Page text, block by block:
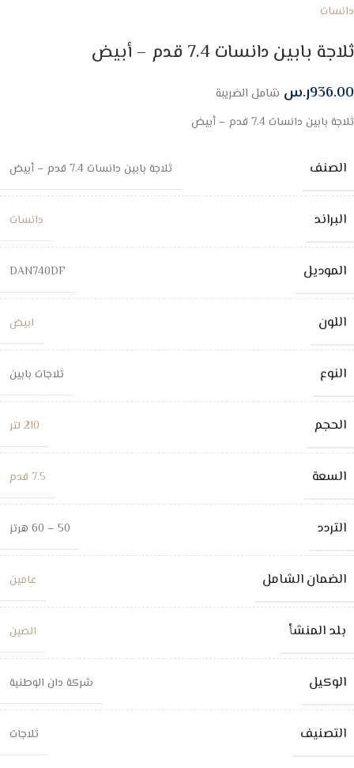
دانسات
ثلاجة بابين دانسات 7.4 قدم – أبيض
936.00ر.س شامل الضريبة
ثلاجة بابين دانسات 7.4 قدم – أبيض
الصنف ثلاجة بابين دانسات 7.4 قدم – أبيض
البراند دانسات
الموديل DAN740DF
اللون ابيض
النوع ثلاجات بابين
الحجم 210 لتر
السعة 7.5 قدم
التردد 50 – 60 هرتز
الضمان الشامل عامين
بلد المنشأ الصين
الوكيل شركة دان الوطنية
التصنيف ثلاجات